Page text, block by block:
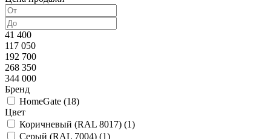
41 400
117 050
192 700
268 350
344 000
Бренд
HomeGate (18)
Цвет
Коричневый (RAL 8017) (1)
Cерый (RAL 7004) (1)